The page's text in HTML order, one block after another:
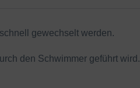
gewechselt werden.
den Schwimmer geführt wird.